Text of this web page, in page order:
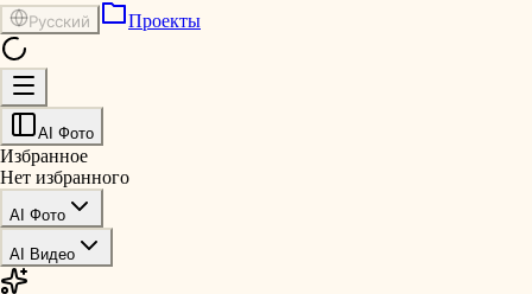
Русский Проекты
AI Фото
Избранное
Нет избранного
AI Фото
AI Видео